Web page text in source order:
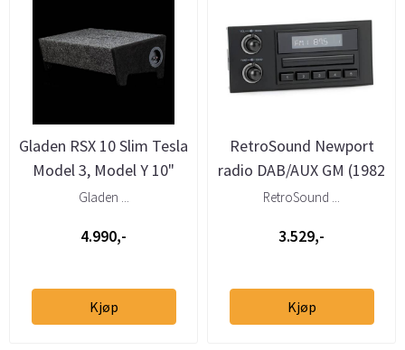
Gladen RSX 10 Slim Tesla
Model 3, Model Y 10"
basskasse
Gladen ...
4.990,-
Kjøp
RetroSound Newport
radio DAB/AUX GM (1982
- 1991)
RetroSound ...
3.529,-
Kjøp